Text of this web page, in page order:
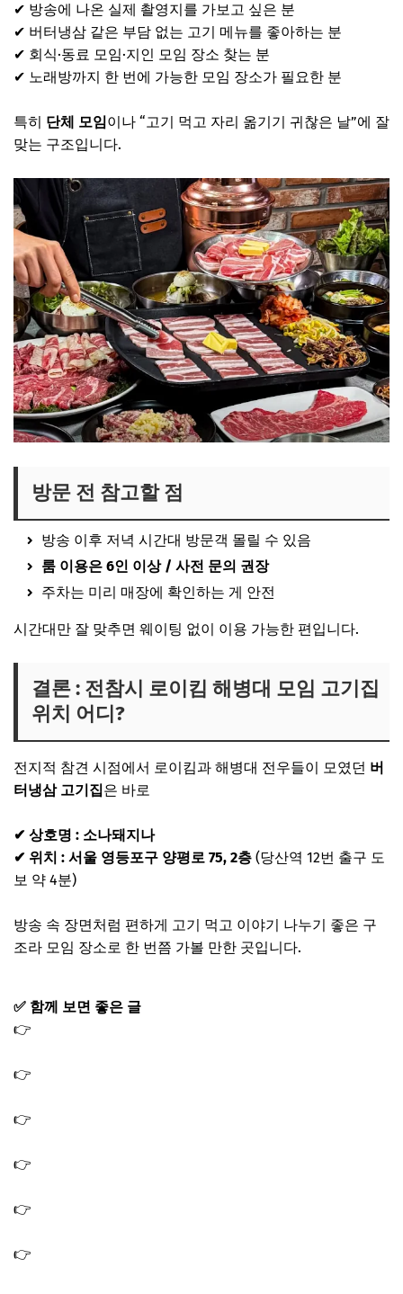
✔ 방송에 나온 실제 촬영지를 가보고 싶은 분
✔ 버터냉삼 같은 부담 없는 고기 메뉴를 좋아하는 분
✔ 회식·동료 모임·지인 모임 장소 찾는 분
✔ 노래방까지 한 번에 가능한 모임 장소가 필요한 분
특히 단체 모임이나 “고기 먹고 자리 옮기기 귀찮은 날”에 잘
맞는 구조입니다.
방문 전 참고할 점
방송 이후 저녁 시간대 방문객 몰릴 수 있음
룸 이용은 6인 이상 / 사전 문의 권장
주차는 미리 매장에 확인하는 게 안전
시간대만 잘 맞추면 웨이팅 없이 이용 가능한 편입니다.
결론 : 전참시 로이킴 해병대 모임 고기집
위치 어디?
전지적 참견 시점에서 로이킴과 해병대 전우들이 모였던 버
터냉삼 고기집은 바로
✔ 상호명 : 소나돼지나
✔ 위치 : 서울 영등포구 양평로 75, 2층 (당산역 12번 출구 도
보 약 4분)
방송 속 장면처럼 편하게 고기 먹고 이야기 나누기 좋은 구
조라 모임 장소로 한 번쯤 가볼 만한 곳입니다.
✅ 함께 보면 좋은 글
👉
👉
👉
👉
👉
👉